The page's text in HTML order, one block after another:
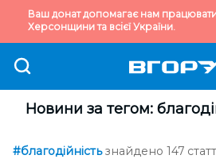
Ваш донат допомагає нам
Херсонщини та всієї України.
Новини за тегом:
#благодійність знайдено 147